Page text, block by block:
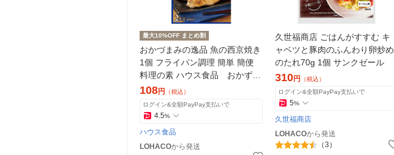
最大10%OFF まとめ割
おかづまみの逸品 魚の西京焼き
1個 フライパン調理 簡単 簡便
料理の素 ハウス食品 おかず
おつまみ つまみ
108円
（税込）
ログイン&全額PayPay支払いで
4.5%
ハウス食品
LOHACOから発送
久世福商店 ごはんがすすむ キ
ャベツと豚肉のふんわり卵炒め
のたれ70g 1個 サンクゼール
310円
（税込）
ログイン&全額PayPay支払いで
5%
久世福商店
LOHACOから発送
（3）